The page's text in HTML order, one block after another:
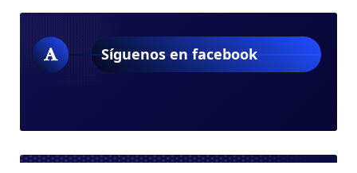
Síguenos en facebook